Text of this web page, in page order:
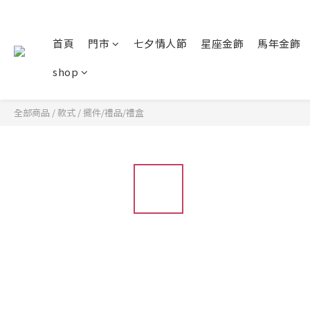
首頁 門市 七夕情人節 星座金飾
馬年金飾
shop
全部商品 /款式 /擺件/禮品/禮盒